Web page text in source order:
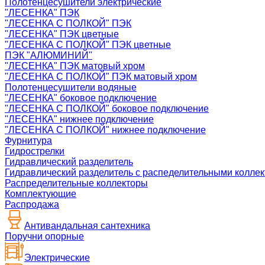
Полотенцесушители электрические
"ЛЕСЕНКА" ПЭК
"ЛЕСЕНКА С ПОЛКОЙ" ПЭК
"ЛЕСЕНКА" ПЭК цветные
"ЛЕСЕНКА С ПОЛКОЙ" ПЭК цветные
ПЭК "АЛЮМИНИЙ"
"ЛЕСЕНКА" ПЭК матовый хром
"ЛЕСЕНКА С ПОЛКОЙ" ПЭК матовый хром
Полотенцесушители водяные
"ЛЕСЕНКА" боковое подключение
"ЛЕСЕНКА С ПОЛКОЙ" боковое подключение
"ЛЕСЕНКА" нижнее подключение
"ЛЕСЕНКА С ПОЛКОЙ" нижнее подключение
Фурнитура
Гидрострелки
Гидравлический разделитель
Гидравлический разделитель с распеделительными
Распределительные коллекторы
Комплектующие
Распродажа
Антивандальная сантехника
Поручни опорные
Электрические